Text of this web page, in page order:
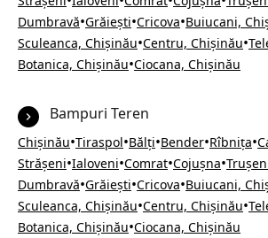
Dumbravă•Grăiești•Cricova•Buiucani,
Sculeanca, Chișinău•Centru, Chișinău•
Botanica, Chișinău•Ciocana, Chișinău
Bampuri Teren
Chișinău•Tiraspol•Bălți•Bender•Rîbnița•
Strășeni•Ialoveni•Comrat•Cojușna•
Dumbravă•Grăiești•Cricova•Buiucani,
Sculeanca, Chișinău•Centru, Chișinău•
Botanica, Chișinău•Ciocana, Chișinău